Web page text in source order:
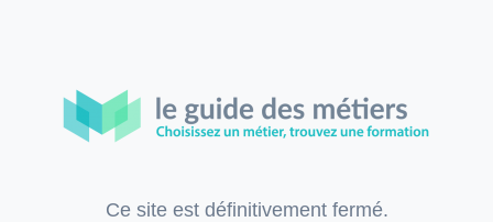
Ce site est définitivement fermé.